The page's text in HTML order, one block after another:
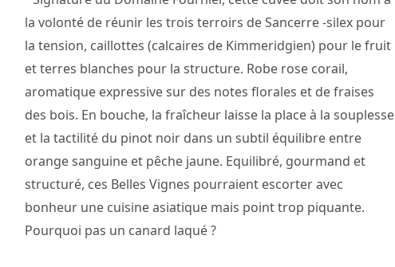
la volonté de réunir les trois terroirs de Sancerre -silex pour
la tension, caillottes (calcaires de Kimmeridgien) pour le fruit
et terres blanches pour la structure. Robe rose corail,
aromatique expressive sur des notes florales et de fraises
des bois. En bouche, la fraîcheur laisse la place à la souplesse
et la tactilité du pinot noir dans un subtil équilibre entre
orange sanguine et pêche jaune. Equilibré, gourmand et
structuré, ces Belles Vignes pourraient escorter avec
bonheur une cuisine asiatique mais point trop piquante.
Pourquoi pas un canard laqué ?